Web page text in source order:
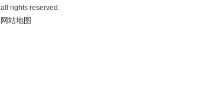
all rights reserved.
网站地图